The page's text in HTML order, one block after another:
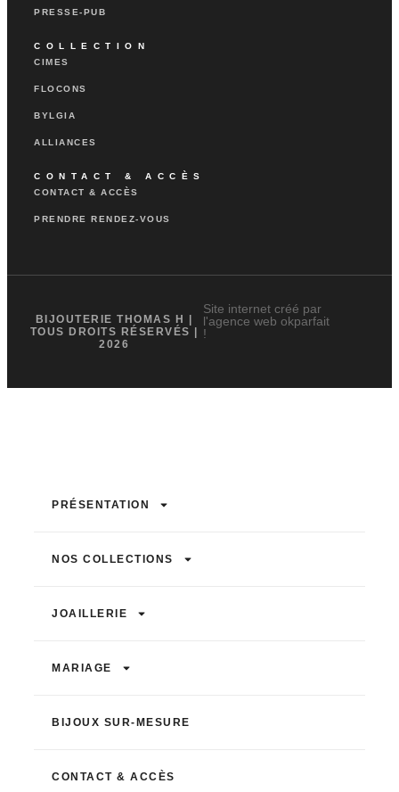
PRESSE-PUB
COLLECTION
CIMES
FLOCONS
BYLGIA
ALLIANCES
CONTACT & ACCÈS
CONTACT & ACCÈS
PRENDRE RENDEZ-VOUS
BIJOUTERIE THOMAS H |
TOUS DROITS RÉSERVÉS |
2026
Site internet créé par
l'agence web okparfait
!
PRÉSENTATION
NOS COLLECTIONS
JOAILLERIE
MARIAGE
BIJOUX SUR-MESURE
CONTACT & ACCÈS